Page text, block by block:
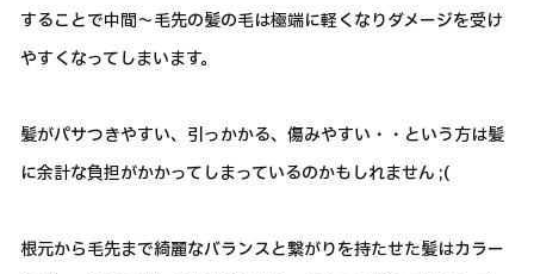
することで中間～毛先の髪の毛は極端に軽くなりダメージを受け
やすくなってしまいます。
髪がパサつきやすい、引っかかる、傷みやすい・・という方は髪
に余計な負担がかかってしまっているのかもしれません ;(
根元から毛先まで綺麗なバランスと繋がりを持たせた髪はカラー